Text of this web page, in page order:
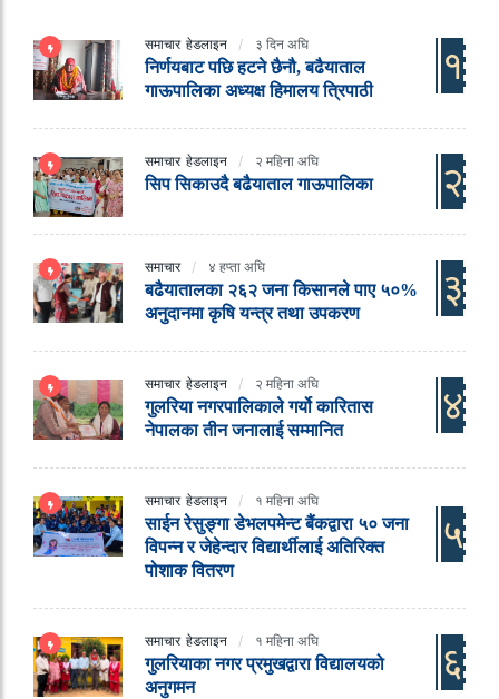
समाचार हेडलाइन ३ दिन अघि
निर्णयबाट पछि हटने छैनौ, बढैयाताल
गाऊपालिका अध्यक्ष हिमालय त्रिपाठी
१
समाचार हेडलाइन २ महिना अघि
सिप सिकाउदै बढैयाताल गाऊपालिका २
समाचार ४ हप्ता अघि
बढैयातालका २६२ जना किसानले पाए ५०%
अनुदानमा कृषि यन्त्र तथा उपकरण
३
समाचार हेडलाइन २ महिना अघि
गुलरिया नगरपालिकाले गर्यो कारितास
नेपालका तीन जनालाई सम्मानित
४
समाचार हेडलाइन १ महिना अघि
साईन रेसुङ्गा डेभलपमेन्ट बैंकद्वारा ५० जना
विपन्न र जेहेन्दार विद्यार्थीलाई अतिरिक्त
पोशाक वितरण
५
समाचार हेडलाइन १ महिना अघि
गुलरियाका नगर प्रमुखद्वारा विद्यालयको
अनुगमन
६